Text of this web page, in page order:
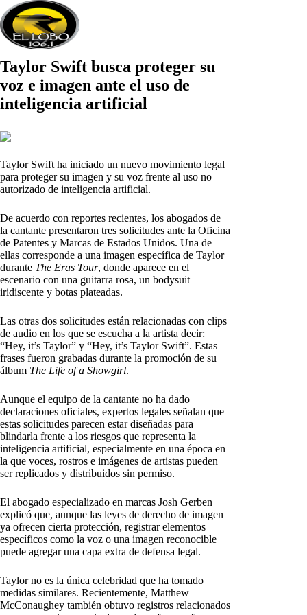
Taylor Swift busca proteger su
voz e imagen ante el uso de
inteligencia artificial
Taylor Swift ha iniciado un nuevo movimiento legal
para proteger su imagen y su voz frente al uso no
autorizado de inteligencia artificial.
De acuerdo con reportes recientes, los abogados de
la cantante presentaron tres solicitudes ante la Oficina
de Patentes y Marcas de Estados Unidos. Una de
ellas corresponde a una imagen específica de Taylor
durante The Eras Tour, donde aparece en el
escenario con una guitarra rosa, un bodysuit
iridiscente y botas plateadas.
Las otras dos solicitudes están relacionadas con clips
de audio en los que se escucha a la artista decir:
“Hey, it’s Taylor” y “Hey, it’s Taylor Swift”. Estas
frases fueron grabadas durante la promoción de su
álbum The Life of a Showgirl.
Aunque el equipo de la cantante no ha dado
declaraciones oficiales, expertos legales señalan que
estas solicitudes parecen estar diseñadas para
blindarla frente a los riesgos que representa la
inteligencia artificial, especialmente en una época en
la que voces, rostros e imágenes de artistas pueden
ser replicados y distribuidos sin permiso.
El abogado especializado en marcas Josh Gerben
explicó que, aunque las leyes de derecho de imagen
ya ofrecen cierta protección, registrar elementos
específicos como la voz o una imagen reconocible
puede agregar una capa extra de defensa legal.
Taylor no es la única celebridad que ha tomado
medidas similares. Recientemente, Matthew
McConaughey también obtuvo registros relacionados